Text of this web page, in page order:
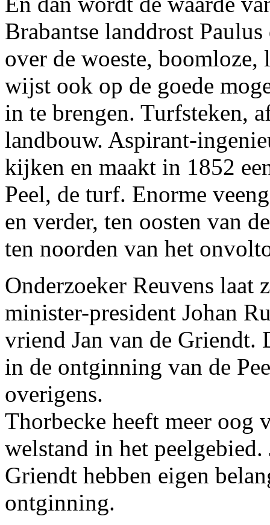
Brabantse landdrost
over de woeste,
wijst ook op de goede
in te brengen. Turfsteken,
landbouw. Aspirant-
kijken en maakt in 1852
Peel, de turf. Enorme
en verder, ten oosten van
ten noorden van het
Onderzoeker Reuvens laat
minister-president Johan
vriend Jan van de Griendt.
in de ontginning van de
overigens.
Thorbecke heeft meer
welstand in het
Griendt hebben eigen
ontginning.